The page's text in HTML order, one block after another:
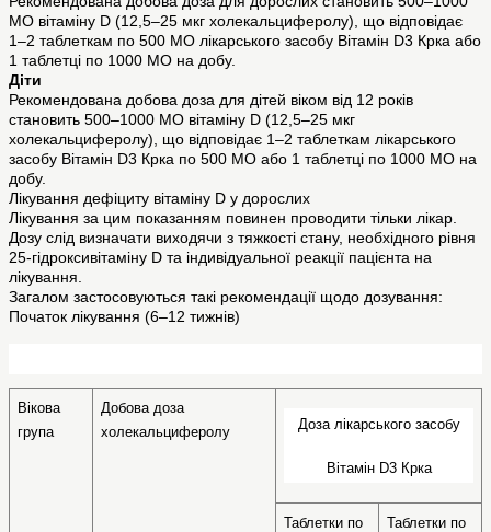
МО вітаміну D (12,5–25 мкг холекальциферолу), що відповідає
1–2 таблеткам по 500 МО лікарського засобу Вітамін D3 Крка або
1 таблетці по 1000 МО на добу.
Діти
Рекомендована добова доза для дітей віком від 12 років
становить 500–1000 МО вітаміну D (12,5–25 мкг
холекальциферолу), що відповідає 1–2 таблеткам лікарського
засобу Вітамін D3 Крка по 500 МО або 1 таблетці по 1000 МО на
добу.
Лікування дефіциту вітаміну D у дорослих
Лікування за цим показанням повинен проводити тільки лікар.
Дозу слід визначати виходячи з тяжкості стану, необхідного рівня
25-гідроксивітаміну D та індивідуальної реакції пацієнта на
лікування.
Загалом застосовуються такі рекомендації щодо дозування:
Початок лікування (6–12 тижнів)
Вікова
група
Добова доза
холекальциферолу
Доза лікарського засобу
Вітамін D3 Крка
Таблетки по Таблетки по